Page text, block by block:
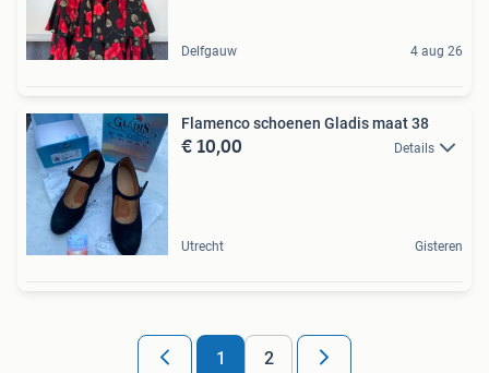
Delfgauw 4 aug 26
Flamenco schoenen Gladis maat 38
€ 10,00 Details
Utrecht Gisteren
1 2